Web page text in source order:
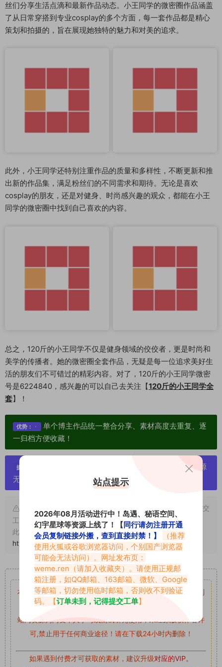
丝们分享生活点滴和最新作品动态。小王同学的微密圈作品涵盖
了从日常穿搭到专业cosplay的多个方面，每一套作品都是精心
策划和拍摄的，旨在展现她独特的魅力和对美的追求。
此外，小王同学还特别注重作品的质量和多样性，不断更新和推
出新的作品集，满足粉丝们的不同需求和期待。无论是喜欢
cosplay的朋友，还是对健身、时尚感兴趣的观众，都能在小王
同学的微密圈中找到自己喜欢的内容。
总之，120斤的小王同学不仅是健身领域的佼佼者，更是时尚和
美学的传播者。她的微密圈全套作品，无疑是每一位追求美好生
活的朋友们不可错过的精彩内容。对了，120斤的小王同学微密
号是6224840，感兴趣的可以自己去关注【120斤的小王同学全
套】！
优势：
单个博主作品统一整合分享、素材高度去重复、逐
一归档方便收藏！
提示：
严禁搬运资源链接，一经发现封号处理，素材资源
无露点、需求请绕道，关闭本站网页！
申明：本文资源均来源网友分享，若侵犯了您的权限可以提交
工单处理。
此外本文章皆属于原创文章，转载请注明出处！原文链接：
https://vmiba.top/8114.html
重要声明
本站资源均来自网络分享，如有侵犯你的权益请私信留言
收到
留言后，我们会第一时间进行审核后删除。
站内资源为网友个人学习或测试研究使用，未经原版权作者许
可,禁止用于任何商业途径！请在下载24小时内删除！
如果遇到付费才可获取的素材，建议升级对应的VIP。
站点提示
2026年08月活动进行中！岛遇、秘语空间、
幻宇星球等资源上线了！【同行请勿注册开通
会员复制链接外搬，查到直接封禁！】
（推荐
使用火狐或谷歌浏览器访问，个别国产浏览器
可能会无法访问）。网址发布页：
weme.ren （请加入收藏夹）。请使用正规邮
箱注册，如QQ邮箱、163邮箱、微软、Google
等邮箱，切勿使用临时邮箱，否则收不到验证
码。【订单未到，记得提交工单】